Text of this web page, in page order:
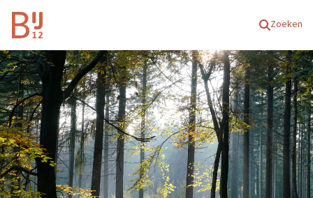
Homepagina Zoeken